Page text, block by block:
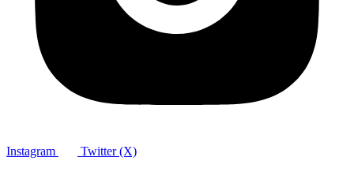
Instagram Twitter (X)